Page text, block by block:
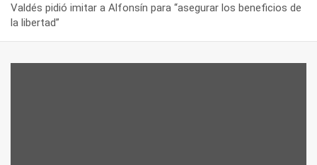
Valdés pidió imitar a Alfonsín para “asegurar los beneficios de
la libertad”